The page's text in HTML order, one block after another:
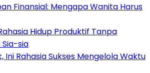
Finansial: Mengapa Wanita Harus
Hidup Produktif Tanpa
sia
Ini Rahasia Sukses Mengelola Waktu